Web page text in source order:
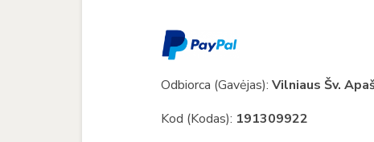
Odbiorca (Gavėjas): Vilniaus Šv.
Kod (Kodas): 191309922